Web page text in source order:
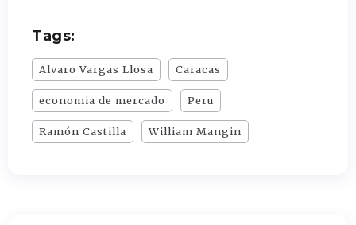
Tags:
Alvaro Vargas Llosa Caracas
economia de mercado Peru
Ramón Castilla William Mangin